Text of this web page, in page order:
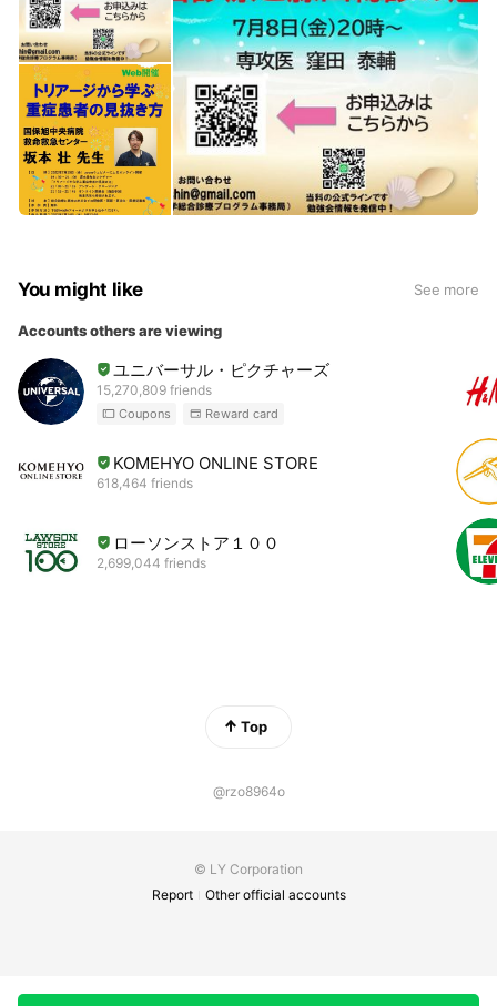
You might like See more
Accounts others are viewing
ユニバーサル・ピクチャーズ
15,270,809 friends
Coupons Reward card
KOMEHYO ONLINE STORE
618,464 friends
ローソンストア１００
2,699,044 friends
Top
@rzo8964o
© LY Corporation
Report
Other official accounts